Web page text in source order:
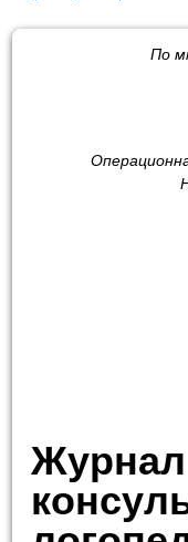
По
Журнал